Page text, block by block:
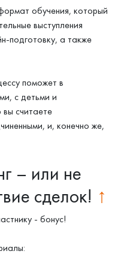
обучения, который
выступления
подготовку, а также
поможет в
с детьми и
считаете
и, конечно же,
– или не
сделок! ↑
- бонус!